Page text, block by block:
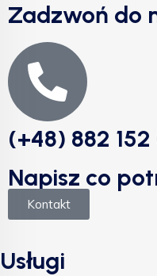
Zadzwoń do
(+48) 882 152
Napisz co
Kontakt
Usługi